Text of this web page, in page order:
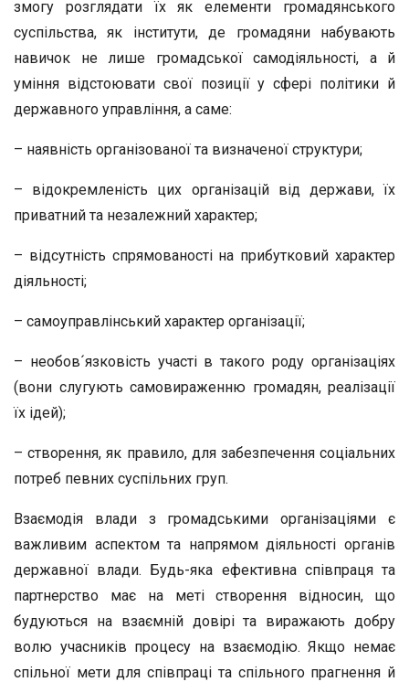
змогу розглядати їх як елементи громадянського
суспільства, як інститути, де громадяни набувають
навичок не лише громадської самодіяльності, а й
уміння відстоювати свої позиції у сфері політики й
державного управління, а саме:
– наявність організованої та визначеної структури;
– відокремленість цих організацій від держави, їх
приватний та незалежний характер;
– відсутність спрямованості на прибутковий характер
діяльності;
– самоуправлінський характер організації;
– необов´язковість участі в такого роду організаціях
(вони слугують самовираженню громадян, реалізації
їх ідей);
– створення, як правило, для забезпечення соціальних
потреб певних суспільних груп.
Взаємодія влади з громадськими організаціями є
важливим аспектом та напрямом діяльності органів
державної влади. Будь-яка ефективна співпраця та
партнерство має на меті створення відносин, що
будуються на взаємній довірі та виражають добру
волю учасників процесу на взаємодію. Якщо немає
спільної мети для співпраці та спільного прагнення й